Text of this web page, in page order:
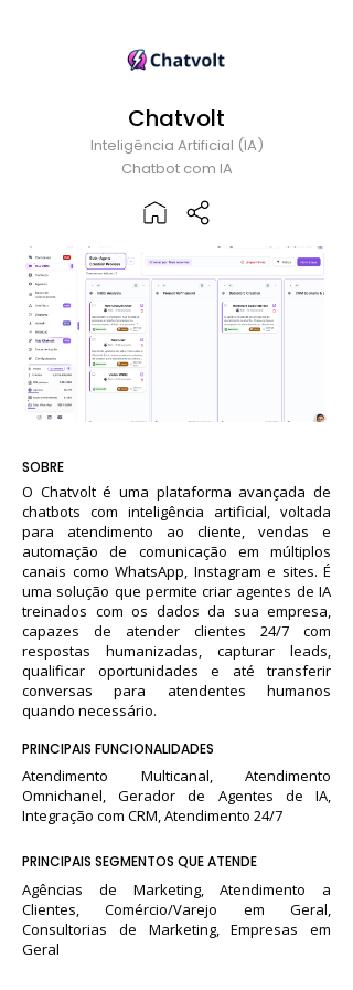
Chatvolt
Inteligência Artificial (IA)
Chatbot com IA
SOBRE
O Chatvolt é uma plataforma avançada de
chatbots com inteligência artificial, voltada
para atendimento ao cliente, vendas e
automação de comunicação em múltiplos
canais como WhatsApp, Instagram e sites. É
uma solução que permite criar agentes de IA
treinados com os dados da sua empresa,
capazes de atender clientes 24/7 com
respostas humanizadas, capturar leads,
qualificar oportunidades e até transferir
conversas para atendentes humanos
quando necessário.
PRINCIPAIS FUNCIONALIDADES
Atendimento Multicanal, Atendimento
Omnichanel, Gerador de Agentes de IA,
Integração com CRM, Atendimento 24/7
PRINCIPAIS SEGMENTOS QUE ATENDE
Agências de Marketing, Atendimento a
Clientes, Comércio/Varejo em Geral,
Consultorias de Marketing, Empresas em
Geral